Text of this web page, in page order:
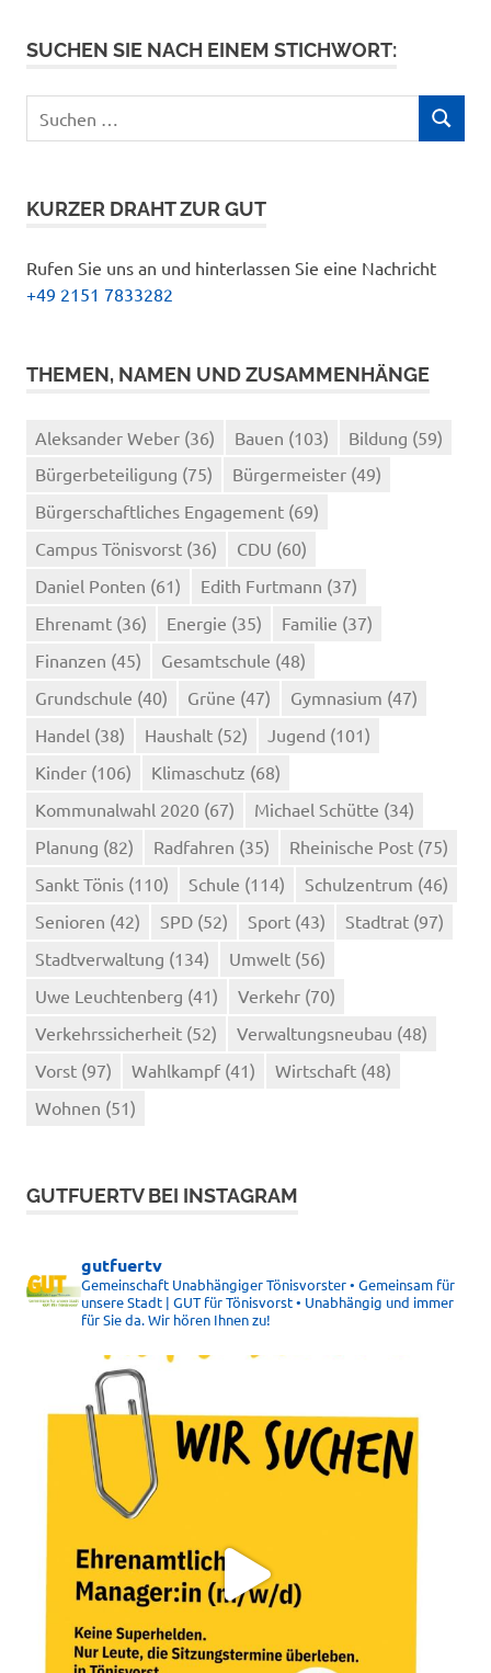
SUCHEN SIE NACH EINEM STICHWORT:
nach:
SUCHEN
KURZER DRAHT ZUR GUT
Rufen Sie uns an und hinterlassen Sie eine Nachricht
+49 2151 7833282
THEMEN, NAMEN UND ZUSAMMENHÄNGE
Aleksander Weber (36) Bauen (103) Bildung (59)
Bürgerbeteiligung (75) Bürgermeister (49)
Bürgerschaftliches Engagement (69)
Campus Tönisvorst (36) CDU (60)
Daniel Ponten (61) Edith Furtmann (37)
Ehrenamt (36) Energie (35) Familie (37)
Finanzen (45) Gesamtschule (48)
Grundschule (40) Grüne (47) Gymnasium (47)
Handel (38) Haushalt (52) Jugend (101)
Kinder (106) Klimaschutz (68)
Kommunalwahl 2020 (67) Michael Schütte (34)
Planung (82) Radfahren (35) Rheinische Post (75)
Sankt Tönis (110) Schule (114) Schulzentrum (46)
Senioren (42) SPD (52) Sport (43) Stadtrat (97)
Stadtverwaltung (134) Umwelt (56)
Uwe Leuchtenberg (41) Verkehr (70)
Verkehrssicherheit (52) Verwaltungsneubau (48)
Vorst (97) Wahlkampf (41) Wirtschaft (48)
Wohnen (51)
GUTFUERTV BEI INSTAGRAM
gutfuertv
Gemeinschaft Unabhängiger Tönisvorster • Gemeinsam für
unsere Stadt | GUT für Tönisvorst • Unabhängig und immer
für Sie da. Wir hören Ihnen zu!